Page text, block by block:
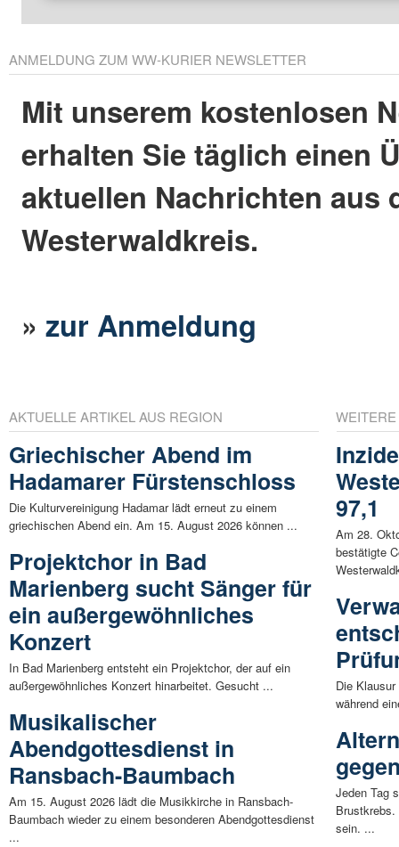
ANMELDUNG ZUM WW-KURIER NEWSLETTER
Mit unserem kostenlosen
erhalten Sie täglich einen
aktuellen Nachrichten aus
Westerwaldkreis.
»zur Anmeldung
AKTUELLE ARTIKEL AUS REGION
Griechischer Abend im
Hadamarer Fürstenschloss
Die Kulturvereinigung Hadamar lädt erneut zu einem
griechischen Abend ein. Am 15. August 2026 können ...
Projektchor in Bad
Marienberg sucht Sänger für
ein außergewöhnliches
Konzert
In Bad Marienberg entsteht ein Projektchor, der auf ein
außergewöhnliches Konzert hinarbeitet. Gesucht ...
Musikalischer
Abendgottesdienst in
Ransbach-Baumbach
Am 15. August 2026 lädt die Musikkirche in Ransbach-
Baumbach wieder zu einem besonderen Abendgottesdienst
...
97,1
Am 28.
bestätigte
Die
während
Jeden Tag
sein. ...